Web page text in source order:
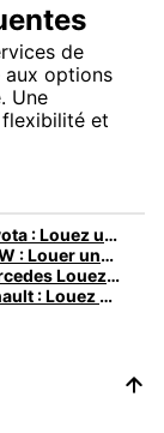
de
aux options
Une
et
Location Toyota : Louez une Toyota avec Europcar
Location BMW : Louer une BMW avec Europcar
Location Mercedes Louez une Mercedes avec Europcar
Location Renault : Louez une Renault avec Europcar